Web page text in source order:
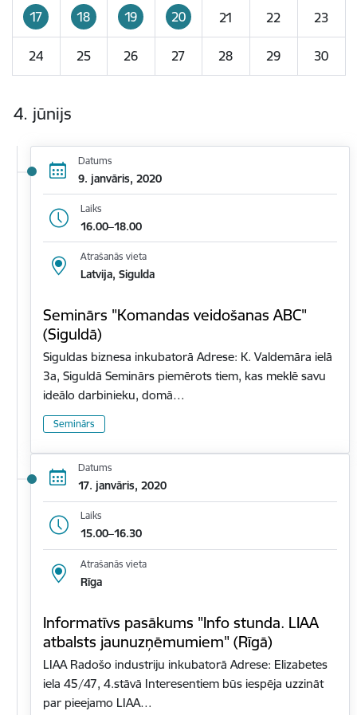
17 18 19 20 21 22 23
24 25 26 27 28 29 30
4. jūnijs
Datums
9. janvāris, 2020
Laiks
16.00–18.00
Atrašanās vieta
Latvija, Sigulda
Seminārs "Komandas veidošanas ABC"
(Siguldā)
Siguldas biznesa inkubatorā Adrese: K. Valdemāra ielā
3a, Siguldā Seminārs piemērots tiem, kas meklē savu
ideālo darbinieku, domā…
Seminārs
Datums
17. janvāris, 2020
Laiks
15.00–16.30
Atrašanās vieta
Rīga
Informatīvs pasākums "Info stunda. LIAA
atbalsts jaunuzņēmumiem" (Rīgā)
LIAA Radošo industriju inkubatorā Adrese: Elizabetes
iela 45/47, 4.stāvā Interesentiem būs iespēja uzzināt
par pieejamo LIAA…